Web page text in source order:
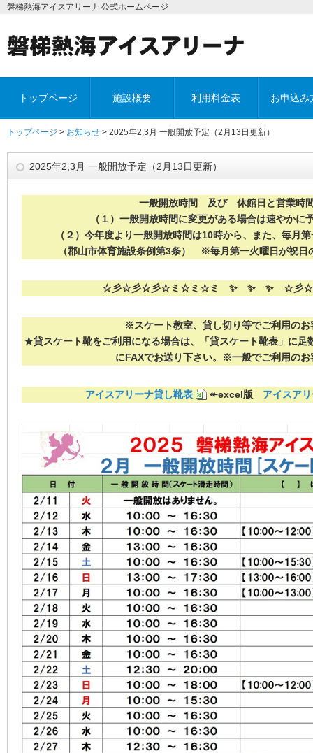
磐梯熱海アイスアリーナ 公式ホームページ
トップページ 施設概要 利用料金表 お申込み
トップページ > お知らせ > 2025年2,3月 一般開放予定（2月13日更新）
2025年2,3月 一般開放予定（2月13日更新）
一般開放時間 及び 休館日と営業時
（１）一般開放時間に変更がある場合は速やかに
（２）今年度より一般開放時間は10時から、また、毎月
（郡山市体育施設条例第3条） ※毎月第一火曜日が祝日
☆彡☆彡☆彡☆ミ☆ミ☆ミ ✨ ✨ ✨ ☆彡☆
※スケート教室、貸し切り等でご利用の
★貸スケート靴をご利用になる場合は、「貸スケート靴表」に足
にFAXでお送り下さい。※一般でご利用のお
アイスアリーナ貸し靴表 ↞excel版 アイスア